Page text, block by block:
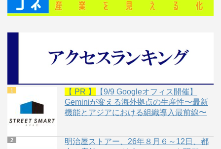
【 PR 】
【9/9 Googleオフィス開催】
Geminiが変える海外拠点の生産性〜最新
機能とアジアにおける組織導入最前線〜
明治屋ストアー、26年８月６～12日、都